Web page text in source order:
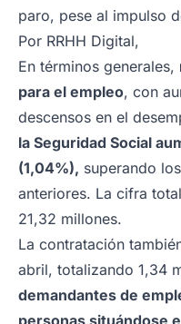
paro, pese al impulso
Por RRHH Digital,
En términos generales,
para el empleo, con
descensos en el
la Seguridad Social
(1,04%), superando
anteriores. La cifra
21,32 millones.
La contratación
abril, totalizando 1,34
demandantes de
personas situándose